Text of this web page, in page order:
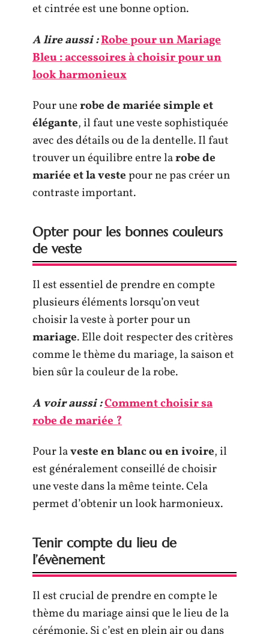
et cintrée est une bonne option.
A lire aussi :Robe pour un Mariage
Bleu : accessoires à choisir pour un
look harmonieux
Pour unerobe de mariée simple et
élégante, il faut une veste sophistiquée
avec des détails ou de la dentelle. Il faut
trouver un équilibre entre larobe de
mariée et la vestepour ne pas créer un
contraste important.
Opter pour les bonnes couleurs
de veste
Il est essentiel de prendre en compte
plusieurs éléments lorsqu’on veut
choisir la veste à porter pour un
mariage. Elle doit respecter des critères
comme le thème du mariage, la saison et
bien sûr la couleur de la robe.
A voir aussi :Comment choisir sa
robe de mariée ?
Pour laveste en blanc ou en ivoire, il
est généralement conseillé de choisir
une veste dans la même teinte. Cela
permet d’obtenir un look harmonieux.
Tenir compte du lieu de
l’évènement
Il est crucial de prendre en compte le
thème du mariage ainsi que le lieu de la